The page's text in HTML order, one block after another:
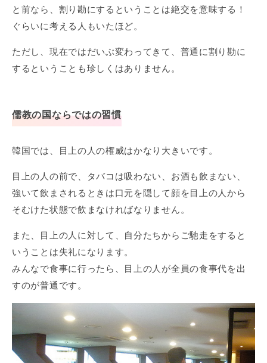
と前なら、割り勘にするということは絶交を意味する！
ぐらいに考える人もいたほど。
ただし、現在ではだいぶ変わってきて、普通に割り勘に
するということも珍しくはありません。
儒教の国ならではの習慣
韓国では、目上の人の権威はかなり大きいです。
目上の人の前で、タバコは吸わない、お酒も飲まない、
強いて飲まされるときは口元を隠して顔を目上の人から
そむけた状態で飲まなければなりません。
また、目上の人に対して、自分たちからご馳走をすると
いうことは失礼になります。
みんなで食事に行ったら、目上の人が全員の食事代を出
すのが普通です。